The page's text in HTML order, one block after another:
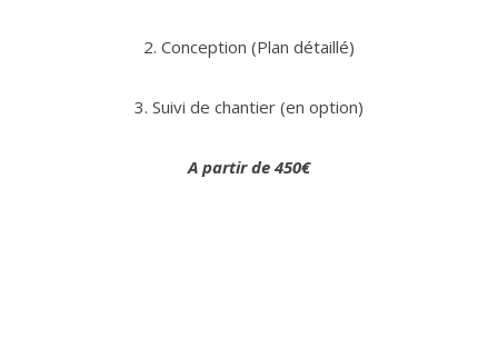
2. Conception (Plan détaillé)
3. Suivi de chantier (en option)
A partir de 450€